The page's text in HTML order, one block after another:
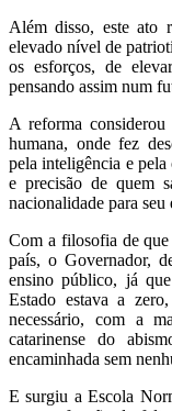
Além disso, este ato
elevado nível de
os esforços, de
pensando assim num
A reforma
humana, onde fez
pela inteligência e
e precisão de quem
nacionalidade para
Com a filosofia de
país, o Governador,
ensino público, já
Estado estava a
necessário, com a
catarinense do
encaminhada sem
E surgiu a Escola